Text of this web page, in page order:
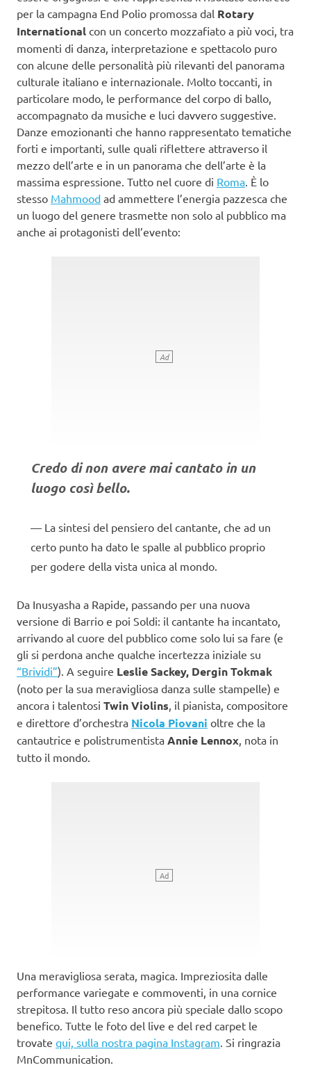
per la campagna End Polio promossa dal Rotary
International con un concerto mozzafiato a più voci, tra
momenti di danza, interpretazione e spettacolo puro
con alcune delle personalità più rilevanti del panorama
culturale italiano e internazionale. Molto toccanti, in
particolare modo, le performance del corpo di ballo,
accompagnato da musiche e luci davvero suggestive.
Danze emozionanti che hanno rappresentato tematiche
forti e importanti, sulle quali riflettere attraverso il
mezzo dell’arte e in un panorama che dell’arte è la
massima espressione. Tutto nel cuore di Roma . È lo
stesso Mahmood ad ammettere l’energia pazzesca che
un luogo del genere trasmette non solo al pubblico ma
anche ai protagonisti dell’evento:
Credo di non avere mai cantato in un
luogo così bello.
La sintesi del pensiero del cantante, che ad un
certo punto ha dato le spalle al pubblico proprio
per godere della vista unica al mondo.
Da Inusyasha a Rapide, passando per una nuova
versione di Barrio e poi Soldi: il cantante ha incantato,
arrivando al cuore del pubblico come solo lui sa fare (e
gli si perdona anche qualche incertezza iniziale su
“Brividi”). A seguire Leslie Sackey, Dergin Tokmak
(noto per la sua meravigliosa danza sulle stampelle) e
ancora i talentosi Twin Violins , il pianista, compositore
e direttore d’orchestra Nicola Piovani oltre che la
cantautrice e polistrumentista Annie Lennox , nota in
tutto il mondo.
Una meravigliosa serata, magica. Impreziosita dalle
performance variegate e commoventi, in una cornice
strepitosa. Il tutto reso ancora più speciale dallo scopo
benefico. Tutte le foto del live e del red carpet le
trovate qui, sulla nostra pagina Instagram . Si ringrazia
MnCommunication.